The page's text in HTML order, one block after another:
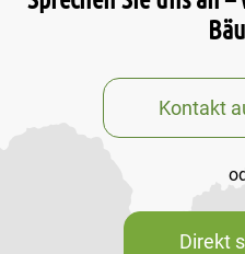
Kontakt
Direkt